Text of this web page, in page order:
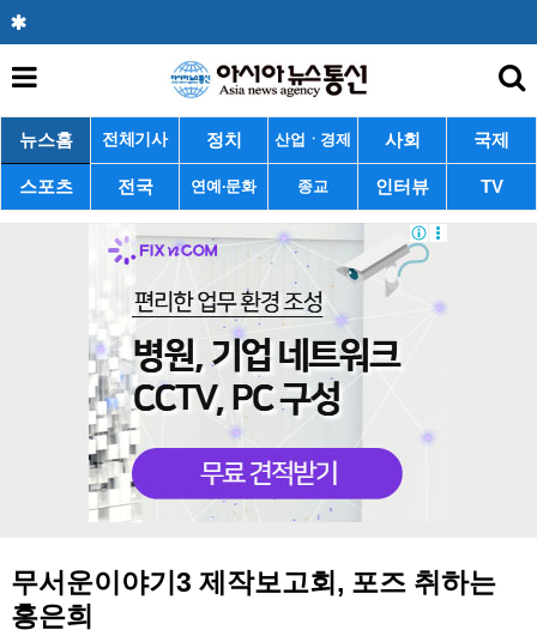
뉴스홈 전체기사 정치 산업ㆍ경제 사회 국제
스포츠 전국 연예·문화 종교 인터뷰 TV
무서운이야기3 제작보고회, 포즈 취하는
홍은희